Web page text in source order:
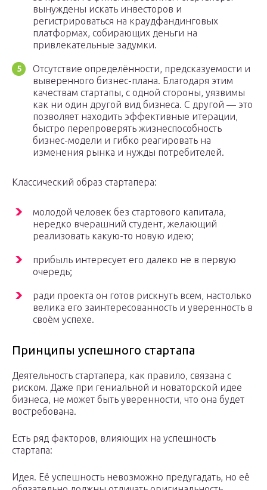
вынуждены искать инвесторов и
регистрироваться на краудфандинговых
платформах, собирающих деньги на
привлекательные задумки.
Отсутствие определённости, предсказуемости и
выверенного бизнес-плана. Благодаря этим
качествам стартапы, с одной стороны, уязвимы
как ни один другой вид бизнеса. С другой — это
позволяет находить эффективные итерации,
быстро перепроверять жизнеспособность
бизнес-модели и гибко реагировать на
изменения рынка и нужды потребителей.
Классический образ стартапера:
молодой человек без стартового капитала,
нередко вчерашний студент, желающий
реализовать какую-то новую идею;
прибыль интересует его далеко не в первую
очередь;
ради проекта он готов рискнуть всем, настолько
велика его заинтересованность и уверенность в
своём успехе.
Принципы успешного стартапа
Деятельность стартапера, как правило, связана с
риском. Даже при гениальной и новаторской идее
бизнеса, не может быть уверенности, что она будет
востребована.
Есть ряд факторов, влияющих на успешность
стартапа:
Идея. Её успешность невозможно предугадать, но её